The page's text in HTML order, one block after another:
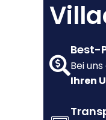
Best-
Bei
Ihren